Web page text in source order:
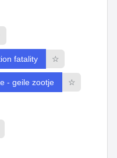
fatality ☆
- geile zootje ☆